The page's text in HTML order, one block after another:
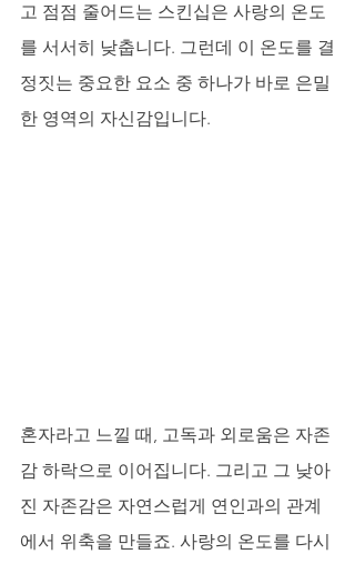
고 점점 줄어드는 스킨십은 사랑의 온도
를 서서히 낮춥니다. 그런데 이 온도를 결
정짓는 중요한 요소 중 하나가 바로 은밀
한 영역의 자신감입니다.
혼자라고 느낄 때, 고독과 외로움은 자존
감 하락으로 이어집니다. 그리고 그 낮아
진 자존감은 자연스럽게 연인과의 관계
에서 위축을 만들죠. 사랑의 온도를 다시